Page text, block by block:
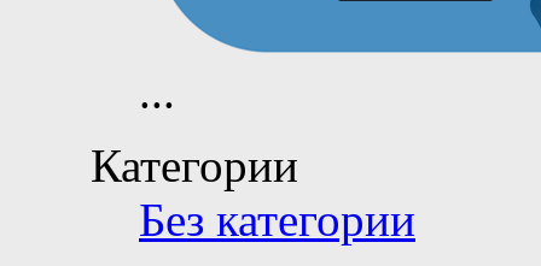
...
Категории
Без категории